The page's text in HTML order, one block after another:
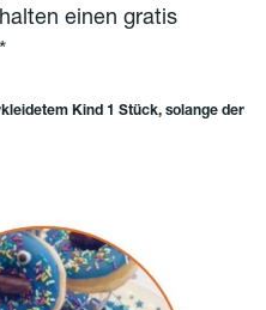
einen gratis
Kind 1 Stück, solange der